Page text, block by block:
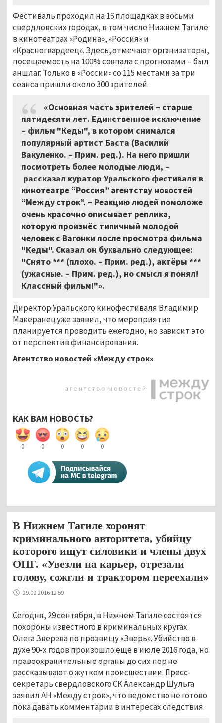
Фестиваль проходил на 16 площадках в восьми
свердловских городах, в том числе Нижнем Тагиле
в кинотеатрах «Родина», «Россия» и
«Красногвардеец». Здесь, отмечают организаторы,
посещаемость на 100% совпала с прогнозами – был
аншлаг. Только в «России» со 115 местами за три
сеанса пришли около 300 зрителей.
«Основная часть зрителей – старше
пятидесяти лет. Единственное исключение
– фильм "Кеды", в котором снимался
популярный артист Баста (Василий
Вакуленко. – Прим. ред.). На него пришли
посмотреть более молодые люди, –
рассказал куратор Уральского фестиваля в
кинотеатре “Россия” агентству новостей
“Между строк”. – Реакцию людей помоложе
очень красочно описывает реплика,
которую произнёс типичный молодой
человек с Вагонки после просмотра фильма
"Кеды". Сказал он буквально следующее:
"Снято *** (плохо. – Прим. ред.), актёры ***
(ужасные. – Прим. ред.), но смысл я понял!
Классный фильм!"».
Директор Уральского кинофестиваля Владимир
Макеранец уже заявил, что мероприятие
планируется проводить ежегодно, но зависит это
от перспектив финансирования.
Агентство новостей «Между строк»
КАК ВАМ НОВОСТЬ?
0 0 0 0 0
В Нижнем Тагиле хоронят
криминального авторитета, убийцу
которого ищут силовики и члены двух
ОПГ. «Увезли на карьер, отрезали
голову, сожгли и трактором переехали»
29.09.2016 12:59
Сегодня, 29 сентября, в Нижнем Тагиле состоятся
похороны известного в криминальных кругах
Олега Зверева по прозвищу «Зверь». Убийство в
духе 90-х годов произошло ещё в июле 2016 года, но
правоохранительные органы до сих пор не
рассказывают о жутком происшествии. Пресс-
секретарь свердловского СК Александр Шульга
заявил АН «Между строк», что ведомство не готово
пока давать комментарии в интересах следствия.